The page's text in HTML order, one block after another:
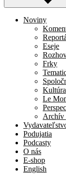
Noviny
Eseje
Frky
Kultúra
Le
Archív
Podujatia
Podcasty
O nás
E-shop
English